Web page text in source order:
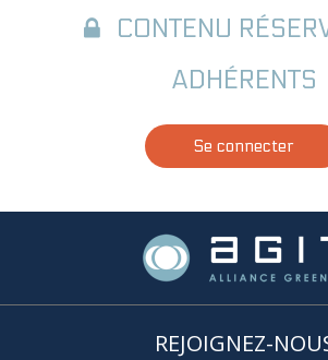
CONTENU
ADHÉRENTS
Se connecter
REJOIGNEZ-